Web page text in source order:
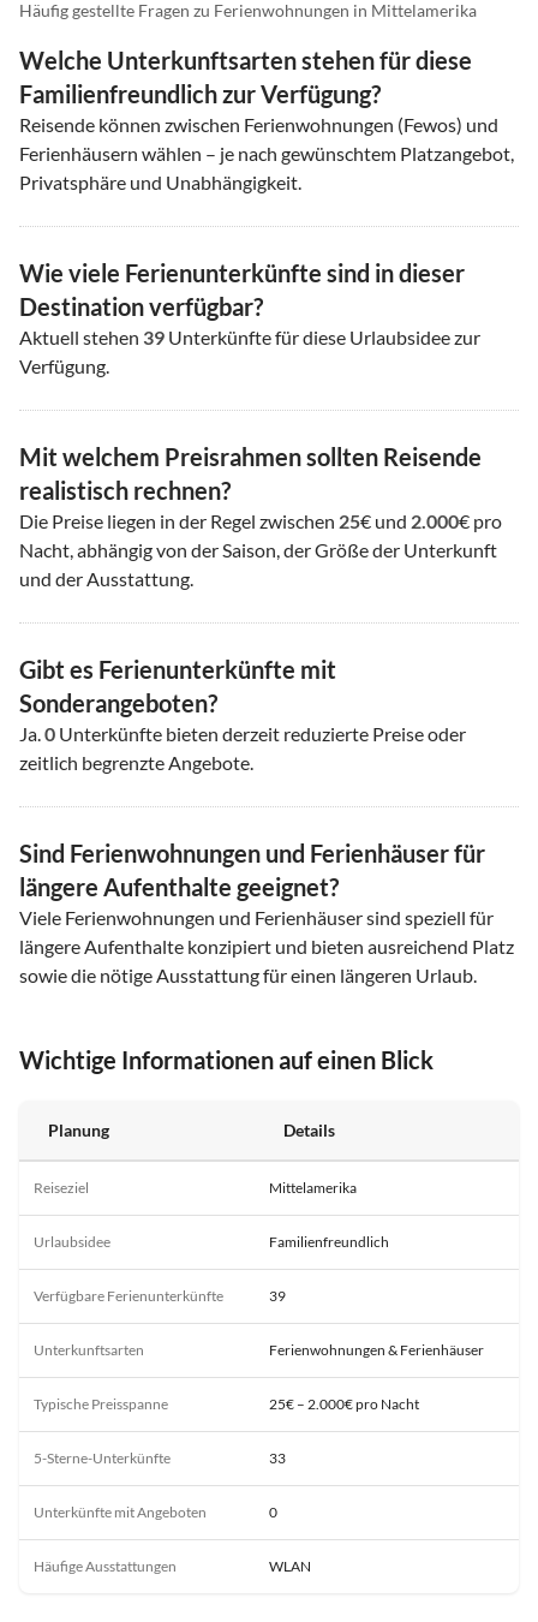
Häufig gestellte Fragen zu Ferienwohnungen in Mittelamerika
Welche Unterkunftsarten stehen für diese
Familienfreundlich zur Verfügung?
Reisende können zwischen Ferienwohnungen (Fewos) und
Ferienhäusern wählen – je nach gewünschtem Platzangebot,
Privatsphäre und Unabhängigkeit.
Wie viele Ferienunterkünfte sind in dieser
Destination verfügbar?
Aktuell stehen 39 Unterkünfte für diese Urlaubsidee zur
Verfügung.
Mit welchem Preisrahmen sollten Reisende
realistisch rechnen?
Die Preise liegen in der Regel zwischen 25€ und 2.000€ pro
Nacht, abhängig von der Saison, der Größe der Unterkunft
und der Ausstattung.
Gibt es Ferienunterkünfte mit
Sonderangeboten?
Ja.0 Unterkünfte bieten derzeit reduzierte Preise oder
zeitlich begrenzte Angebote.
Sind Ferienwohnungen und Ferienhäuser für
längere Aufenthalte geeignet?
Viele Ferienwohnungen und Ferienhäuser sind speziell für
längere Aufenthalte konzipiert und bieten ausreichend Platz
sowie die nötige Ausstattung für einen längeren Urlaub.
Wichtige Informationen auf einen Blick
Planung Details
Reiseziel Mittelamerika
Urlaubsidee Familienfreundlich
Verfügbare Ferienunterkünfte 39
Unterkunftsarten Ferienwohnungen & Ferienhäuser
Typische Preisspanne 25€ – 2.000€ pro Nacht
5-Sterne-Unterkünfte 33
Unterkünfte mit Angeboten 0
Häufige Ausstattungen WLAN